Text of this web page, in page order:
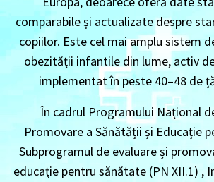
comparabile și actualizate despre
copiilor. Este cel mai amplu sistem
obezității infantile din lume, activ
implementat în peste 40–48 de
În cadrul Programului Național
Promovare a Sănătății și Educație
Subprogramul de evaluare și
educație pentru sănătate (PN XII.1) ,